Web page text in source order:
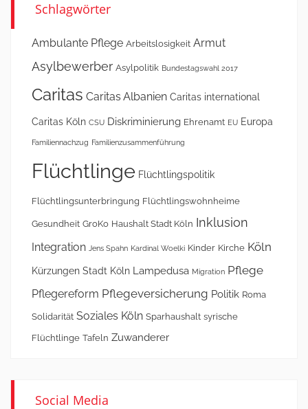
Schlagwörter
Ambulante Pflege Arbeitslosigkeit Armut
Asylbewerber Asylpolitik Bundestagswahl 2017
Caritas Caritas Albanien Caritas international
Caritas Köln CSU Diskriminierung Ehrenamt EU Europa
Familiennachzug Familienzusammenführung
Flüchtlinge Flüchtlingspolitik
Flüchtlingsunterbringung Flüchtlingswohnheime
Gesundheit GroKo Haushalt Stadt Köln Inklusion
Integration Jens Spahn Kardinal Woelki Kinder Kirche Köln
Kürzungen Stadt Köln Lampedusa Migration Pflege
Pflegereform Pflegeversicherung Politik Roma
Solidarität Soziales Köln Sparhaushalt syrische
Flüchtlinge Tafeln Zuwanderer
Social Media